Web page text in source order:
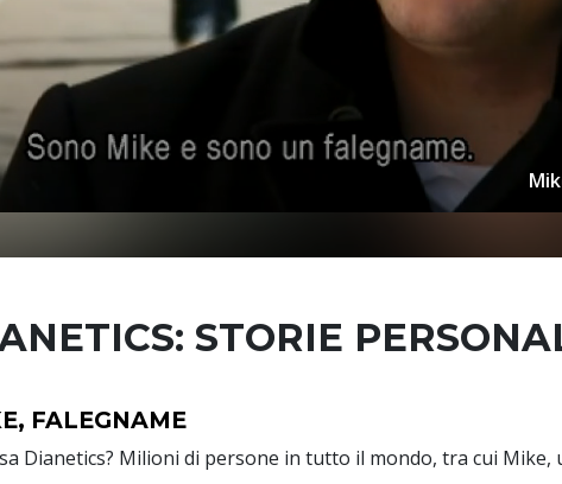
STORIE
FALEGNAME
Dianetics? Milioni di persone in tutto il mondo, tra cui Mike,